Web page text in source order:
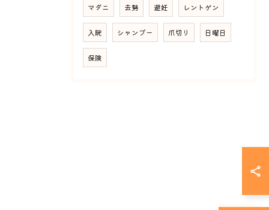
マダニ 去勢 避妊 レントゲン
入院 シャンプー 爪切り 日曜日
保険